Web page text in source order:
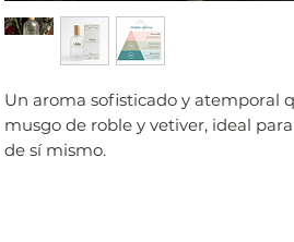
Un aroma sofisticado y atemporal
musgo de roble y vetiver, ideal
de sí mismo.